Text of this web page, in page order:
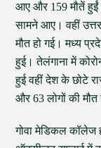
आए और 159 मौतें हुईं
सामने आए। वहीं
मौत हो गई। मध्य
हुई। तेलंगाना में
हुई वहीं देश के छोटे
और 63 लोगों की मौत
गोवा मेडिकल कॉलेज